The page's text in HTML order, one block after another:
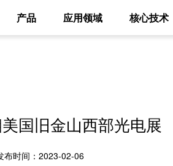
产品 应用领域 核心技术
国旧金山西部光电展
布时间：2023-02-06